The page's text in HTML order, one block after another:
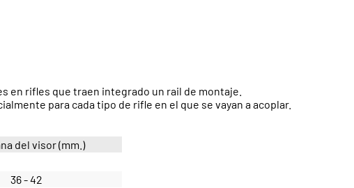
en rifles que traen integrado un rail de montaje.
para cada tipo de rifle en el que se vayan a acoplar.
del visor (mm.)
36 - 42